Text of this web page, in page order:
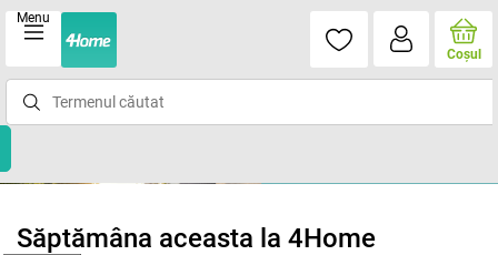
Menu
Coşul
Săptămâna aceasta la 4Home